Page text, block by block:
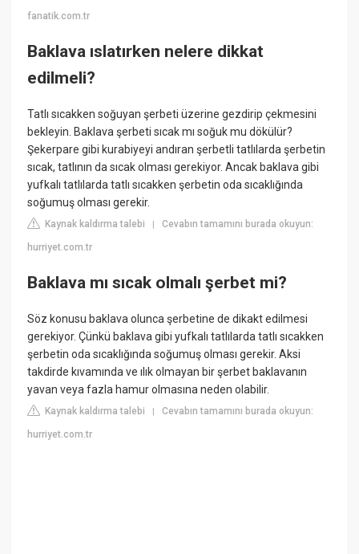
fanatik.com.tr
Baklava ıslatırken nelere dikkat
edilmeli?
Tatlı sıcakken soğuyan şerbeti üzerine gezdirip çekmesini
bekleyin. Baklava şerbeti sıcak mı soğuk mu dökülür?
Şekerpare gibi kurabiyeyi andıran şerbetli tatlılarda şerbetin
sıcak, tatlının da sıcak olması gerekiyor. Ancak baklava gibi
yufkalı tatlılarda tatlı sıcakken şerbetin oda sıcaklığında
soğumuş olması gerekir.
Kaynak kaldırma talebi |Cevabın tamamını burada okuyun:
hurriyet.com.tr
Baklava mı sıcak olmalı şerbet mi?
Söz konusu baklava olunca şerbetine de dikakt edilmesi
gerekiyor. Çünkü baklava gibi yufkalı tatlılarda tatlı sıcakken
şerbetin oda sıcaklığında soğumuş olması gerekir. Aksi
takdirde kıvamında ve ılık olmayan bir şerbet baklavanın
yavan veya fazla hamur olmasına neden olabilir.
Kaynak kaldırma talebi |Cevabın tamamını burada okuyun:
hurriyet.com.tr